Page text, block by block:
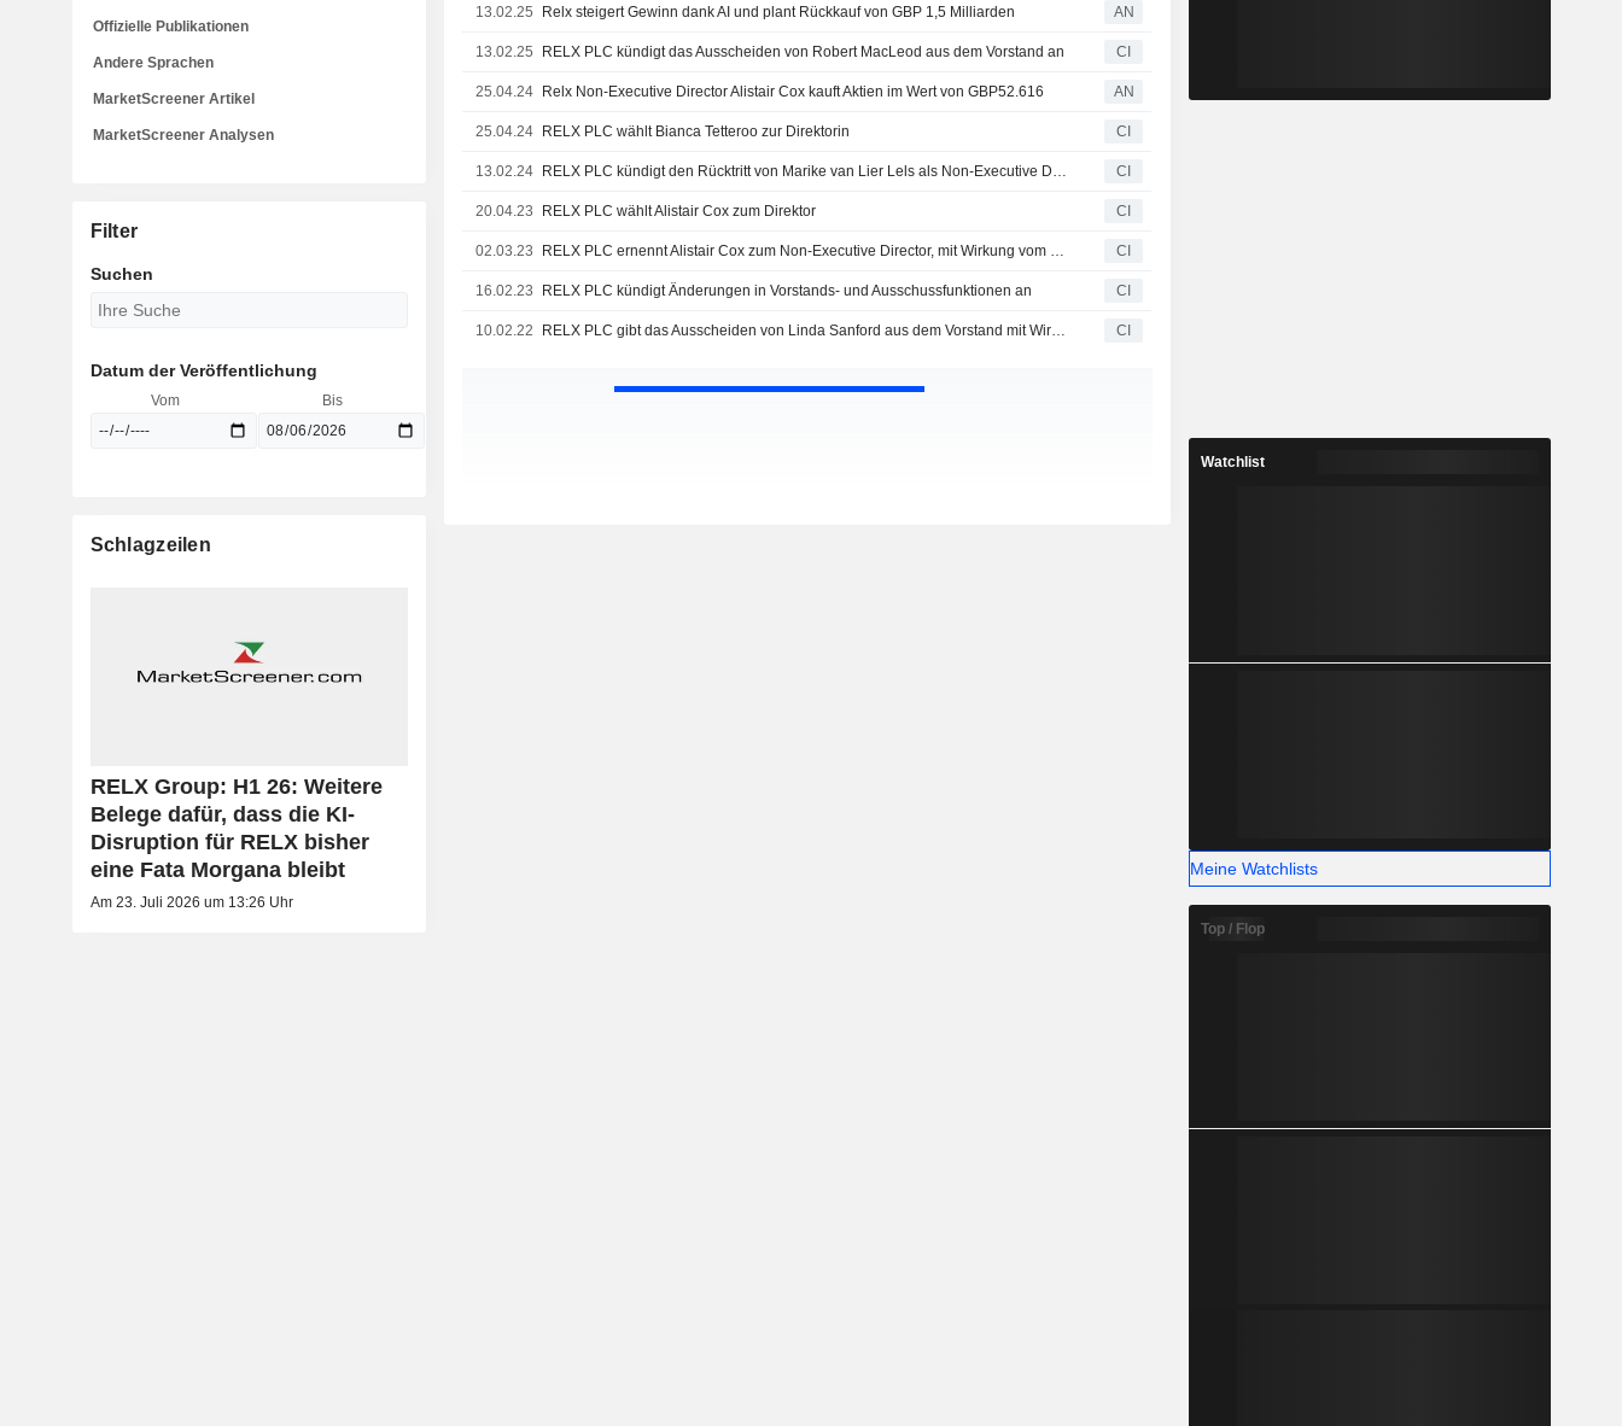
13.02.25 Relx steigert Gewinn dank AI und plant Rückkauf von GBP 1,5 Milliarden AN
13.02.25 RELX PLC kündigt das Ausscheiden von Robert MacLeod aus dem Vorstand an CI
25.04.24 Relx Non-Executive Director Alistair Cox kauft Aktien im Wert von GBP52.616 AN
25.04.24 RELX PLC wählt Bianca Tetteroo zur Direktorin CI
13.02.24 RELX PLC kündigt den Rücktritt von Marike van Lier Lels als Non-Executive Director an CI
20.04.23 RELX PLC wählt Alistair Cox zum Direktor CI
02.03.23 RELX PLC ernennt Alistair Cox zum Non-Executive Director, mit Wirkung vom 20. April 2023 CI
16.02.23 RELX PLC kündigt Änderungen in Vorstands- und Ausschussfunktionen an CI
10.02.22 RELX PLC gibt das Ausscheiden von Linda Sanford aus dem Vorstand mit Wirkung zum 21. April 2022 bekannt CI
Offizielle Publikationen
Andere Sprachen
MarketScreener Artikel
MarketScreener Analysen
Filter
Suchen
Datum der Veröffentlichung
Vom Bis
Schlagzeilen
RELX Group: H1 26: Weitere
Belege dafür, dass die KI-
Disruption für RELX bisher
eine Fata Morgana bleibt
Am 23. Juli 2026 um 13:26 Uhr
Watchlist
Meine Watchlists
Top / Flop